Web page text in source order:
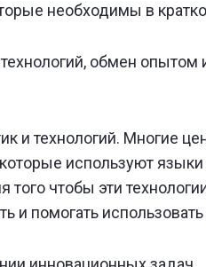
необходимы в
обмен
и технологий. Многие
используют
чтобы эти
и помогать